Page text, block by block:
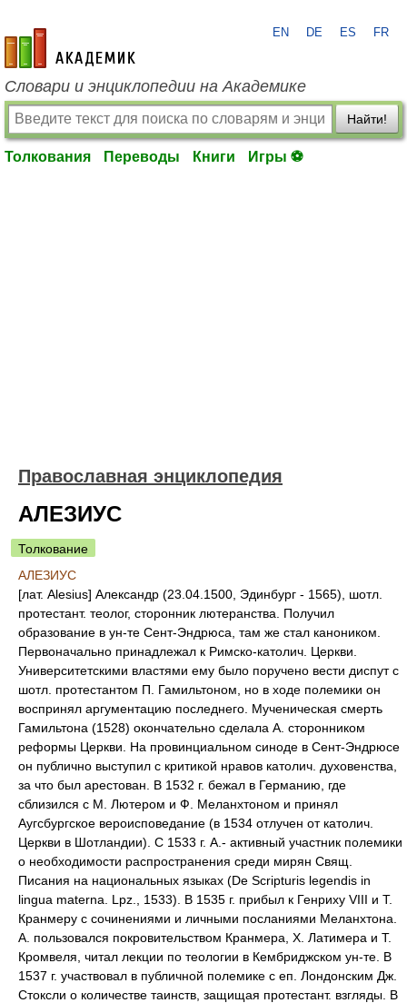
academic.ru
EN DE ES FR
Словари и энциклопедии на Академике
Найти!
Толкования Переводы Книги Игры ⚽
Православная энциклопедия
АЛЕЗИУС
Толкование
АЛЕЗИУС
[лат. Alesius] Александр (23.04.1500, Эдинбург - 1565), шотл.
протестант. теолог, сторонник лютеранства. Получил
образование в ун-те Сент-Эндрюса, там же стал каноником.
Первоначально принадлежал к Римско-католич. Церкви.
Университетскими властями ему было поручено вести диспут с
шотл. протестантом П. Гамильтоном, но в ходе полемики он
воспринял аргументацию последнего. Мученическая смерть
Гамильтона (1528) окончательно сделала А. сторонником
реформы Церкви. На провинциальном синоде в Сент-Эндрюсе
он публично выступил с критикой нравов католич. духовенства,
за что был арестован. В 1532 г. бежал в Германию, где
сблизился с М. Лютером и Ф. Меланхтоном и принял
Аугсбургское вероисповедание (в 1534 отлучен от католич.
Церкви в Шотландии). С 1533 г. А.- активный участник полемики
о необходимости распространения среди мирян Свящ.
Писания на национальных языках (De Scripturis legendis in
lingua materna. Lpz., 1533). В 1535 г. прибыл к Генриху VIII и Т.
Кранмеру с сочинениями и личными посланиями Меланхтона.
А. пользовался покровительством Кранмера, Х. Латимера и Т.
Кромвеля, читал лекции по теологии в Кембриджском ун-те. В
1537 г. участвовал в публичной полемике с eп. Лондонским Дж.
Стоксли о количестве таинств, защищая протестант. взгляды. В